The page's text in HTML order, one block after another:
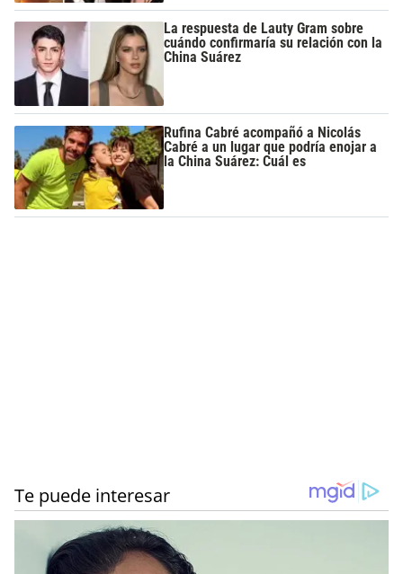
La respuesta de Lauty Gram sobre
cuándo confirmaría su relación con la
China Suárez
Rufina Cabré acompañó a Nicolás
Cabré a un lugar que podría enojar a
la China Suárez: Cuál es